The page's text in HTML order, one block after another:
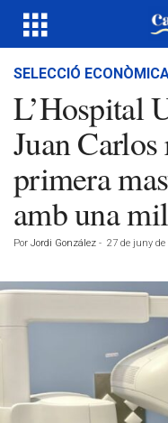
SELECCIÓ
L’Hospital
Juan
primera
amb una
Por Jordi González - 27 de juny de